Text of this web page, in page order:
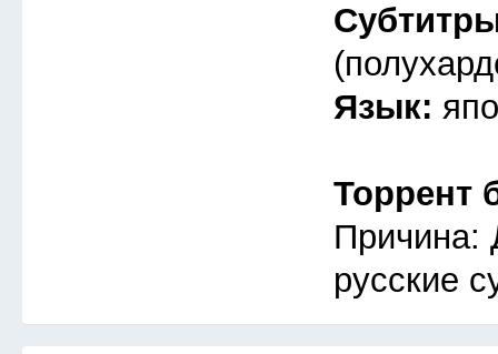
Язык:
Торрент
Причина:
русские